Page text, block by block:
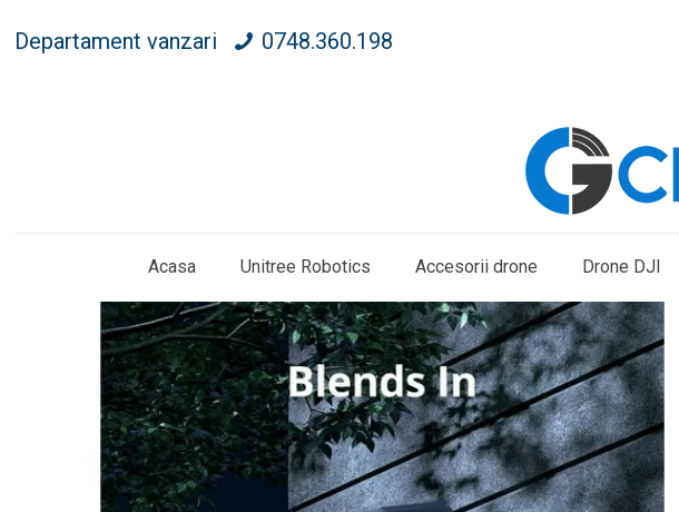
Departament vanzari 0748.360.198
Acasa Unitree Robotics Accesorii drone Drone DJI